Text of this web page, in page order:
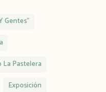
Gentes"
La Pastelera
Exposición